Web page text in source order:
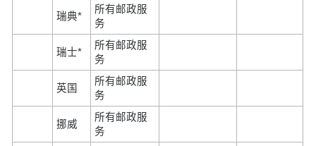
瑞典*
所有邮政服
务
瑞士*
所有邮政服
务
英国
所有邮政服
务
挪威
所有邮政服
务